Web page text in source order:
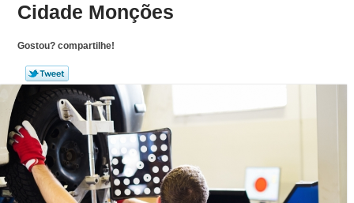
Cidade Monções
Gostou? compartilhe!